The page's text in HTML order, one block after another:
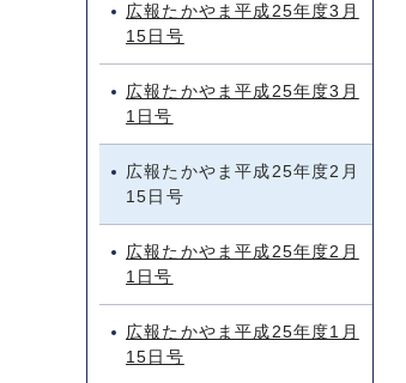
広報たかやま平成25年度3月
15日号
広報たかやま平成25年度3月
1日号
広報たかやま平成25年度2月
15日号
広報たかやま平成25年度2月
1日号
広報たかやま平成25年度1月
15日号